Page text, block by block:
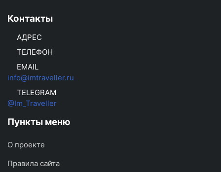
Контакты
АДРЕС
ТЕЛЕФОН
EMAIL
info@imtraveller.ru
TELEGRAM
@Im_Traveller
Пункты меню
О проекте
Правила сайта